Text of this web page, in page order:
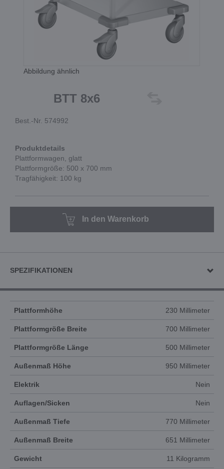
Abbildung ähnlich
BTT 8x6
Best.-Nr. 574992
Produktdetails
Plattformwagen, glatt
Plattformgröße: 500 x 700 mm
Tragfähigkeit: 100 kg
In den Warenkorb
SPEZIFIKATIONEN
Plattformhöhe 230 Millimeter
Plattformgröße Breite 700 Millimeter
Plattformgröße Länge 500 Millimeter
Außenmaß Höhe 950 Millimeter
Elektrik Nein
Auflagen/Sicken Nein
Außenmaß Tiefe 770 Millimeter
Außenmaß Breite 651 Millimeter
Gewicht 11 Kilogramm